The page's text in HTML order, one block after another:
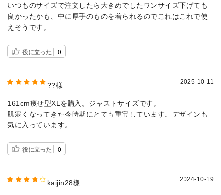
いつものサイズで注文したら大きめでしたワンサイズ下げても
良かったかも、中に厚手のものを着られるのでこれはこれで使
えそうです。
役に立った 0
??様 2025-10-11
161cm痩せ型XLを購入。ジャストサイズです。
肌寒くなってきた今時期にとても重宝しています。デザインも
気に入っています。
役に立った 0
kaijin28様 2024-10-19